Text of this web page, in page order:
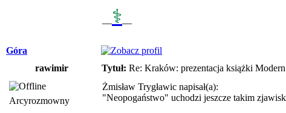
⚕
Góra
rawimir
Tytuł: Re: Kraków: prezentacja książki
Arcyrozmowny
Żmisław Trygławic napisał(a):
"Neopogaństwo" uchodzi jeszcze takim